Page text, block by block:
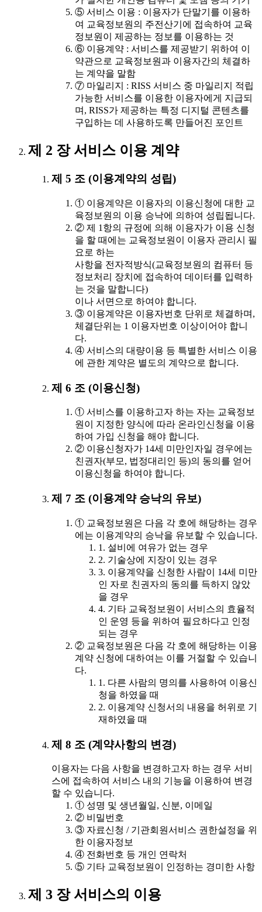
⑤ 서비스 이용 : 이용자가 단말기를 이용하
여 교육정보원의 주전산기에 접속하여 교육
정보원이 제공하는 정보를 이용하는 것
⑥ 이용계약 : 서비스를 제공받기 위하여 이
약관으로 교육정보원과 이용자간의 체결하
는 계약을 말함
⑦ 마일리지 : RISS 서비스 중 마일리지 적립
가능한 서비스를 이용한 이용자에게 지급되
며, RISS가 제공하는 특정 디지털 콘텐츠를
구입하는 데 사용하도록 만들어진 포인트
제 2 장 서비스 이용 계약
제 5 조 (이용계약의 성립)
① 이용계약은 이용자의 이용신청에 대한 교
육정보원의 이용 승낙에 의하여 성립됩니다.
② 제 1항의 규정에 의해 이용자가 이용 신청
을 할 때에는 교육정보원이 이용자 관리시 필
요로 하는
사항을 전자적방식(교육정보원의 컴퓨터 등
정보처리 장치에 접속하여 데이터를 입력하
는 것을 말합니다)
이나 서면으로 하여야 합니다.
③ 이용계약은 이용자번호 단위로 체결하며,
체결단위는 1 이용자번호 이상이어야 합니
다.
④ 서비스의 대량이용 등 특별한 서비스 이용
에 관한 계약은 별도의 계약으로 합니다.
제 6 조 (이용신청)
① 서비스를 이용하고자 하는 자는 교육정보
원이 지정한 양식에 따라 온라인신청을 이용
하여 가입 신청을 해야 합니다.
② 이용신청자가 14세 미만인자일 경우에는
친권자(부모, 법정대리인 등)의 동의를 얻어
이용신청을 하여야 합니다.
제 7 조 (이용계약 승낙의 유보)
① 교육정보원은 다음 각 호에 해당하는 경우
에는 이용계약의 승낙을 유보할 수 있습니다.
1. 설비에 여유가 없는 경우
2. 기술상에 지장이 있는 경우
3. 이용계약을 신청한 사람이 14세 미만
인 자로 친권자의 동의를 득하지 않았
을 경우
4. 기타 교육정보원이 서비스의 효율적
인 운영 등을 위하여 필요하다고 인정
되는 경우
② 교육정보원은 다음 각 호에 해당하는 이용
계약 신청에 대하여는 이를 거절할 수 있습니
다.
1. 다른 사람의 명의를 사용하여 이용신
청을 하였을 때
2. 이용계약 신청서의 내용을 허위로 기
재하였을 때
제 8 조 (계약사항의 변경)
이용자는 다음 사항을 변경하고자 하는 경우 서비
스에 접속하여 서비스 내의 기능을 이용하여 변경
할 수 있습니다.
① 성명 및 생년월일, 신분, 이메일
② 비밀번호
③ 자료신청 / 기관회원서비스 권한설정을 위
한 이용자정보
④ 전화번호 등 개인 연락처
⑤ 기타 교육정보원이 인정하는 경미한 사항
제 3 장 서비스의 이용